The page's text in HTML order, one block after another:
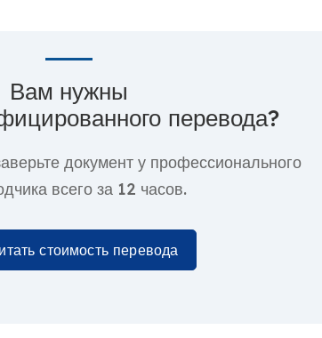
Вам нужны
перевода?
документ у профессионального
всего за 12 часов.
стоимость перевода